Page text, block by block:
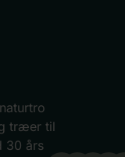
træer til
30 års